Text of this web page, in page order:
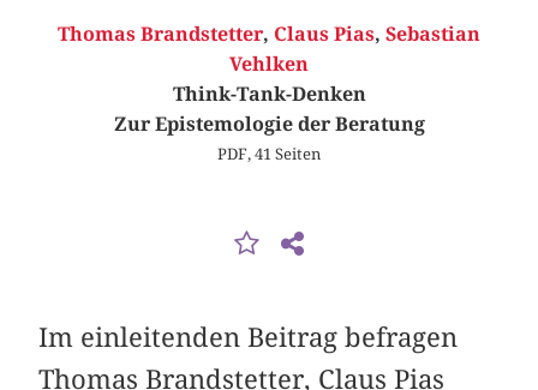
Thomas Brandstetter, Claus Pias, Sebastian
Vehlken
Think-Tank-Denken
Zur Epistemologie der Beratung
PDF, 41 Seiten
Im einleitenden Beitrag befragen
Thomas Brandstetter, Claus Pias